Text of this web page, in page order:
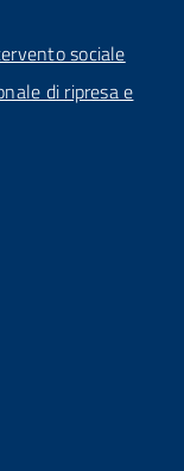
sociale
di ripresa e